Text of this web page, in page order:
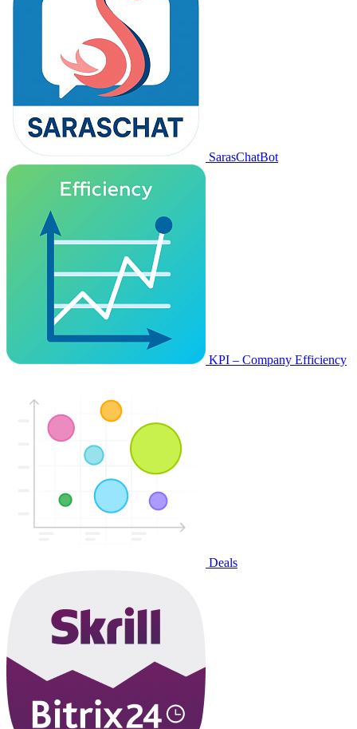
SarasChatBot
KPI – Company Efficiency
Deals